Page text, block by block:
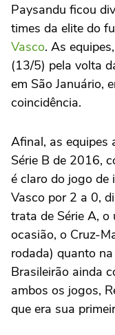
Paysandu ficou
times da elite do
Vasco. As
(13/5) pela volta
em São Januário,
coincidência.
Afinal, as equipes
Série B de 2016,
é claro do jogo de
Vasco por 2 a 0,
trata de Série A,
ocasião, o Cruz-
rodada) quanto
Brasileirão ainda
ambos os jogos,
que era sua